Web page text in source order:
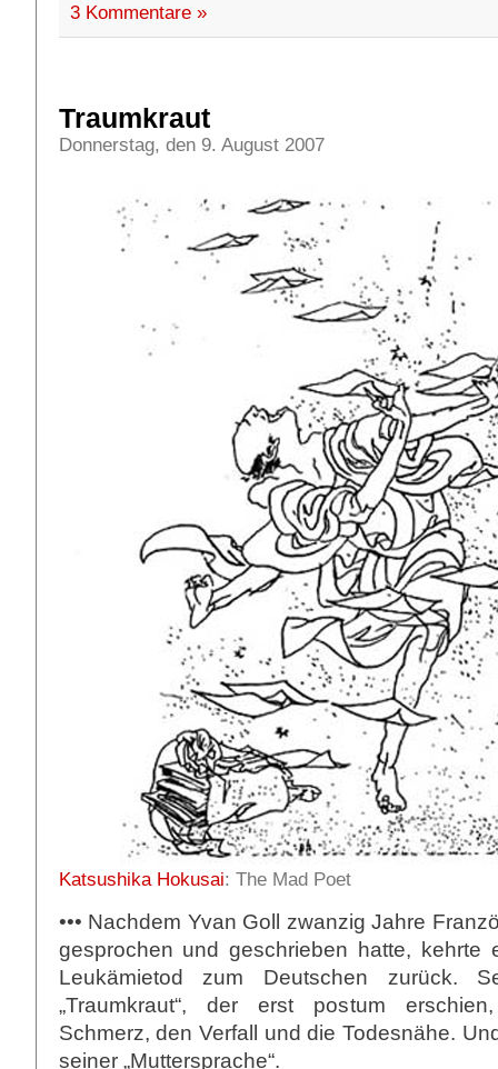
3 Kommentare »
Traumkraut
Donnerstag, den 9. August 2007
Katsushika Hokusai: The Mad Poet
••• Nachdem Yvan Goll zwanzig Jahre
gesprochen und geschrieben hatte, kehrte
Leukämietod zum Deutschen zurück.
„Traumkraut“, der erst postum
Schmerz, den Verfall und die Todesnähe.
seiner „Muttersprache“.